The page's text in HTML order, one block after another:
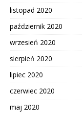
listopad 2020
październik 2020
wrzesień 2020
sierpień 2020
lipiec 2020
czerwiec 2020
maj 2020